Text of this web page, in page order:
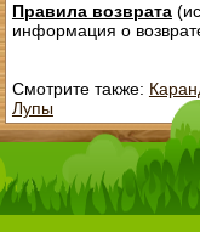
Правила возврата
информация о
Смотрите также:
Лупы